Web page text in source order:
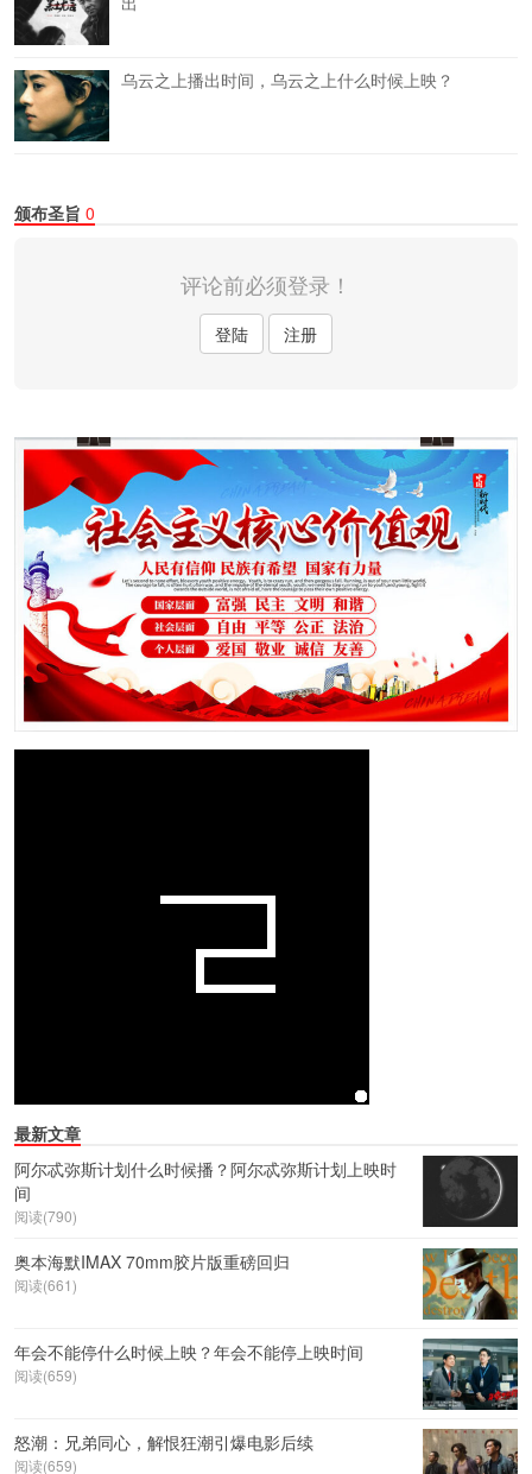
乌云之上播出时间，乌云之上什么时候上映？
颁布圣旨 0
评论前必须登录！
登陆 注册
最新文章
阿尔忒弥斯计划什么时候播？阿尔忒弥斯计划上映时
间
阅读(790)
奥本海默IMAX 70mm胶片版重磅回归
阅读(661)
年会不能停什么时候上映？年会不能停上映时间
阅读(659)
怒潮：兄弟同心，解恨狂潮引爆电影后续
阅读(659)